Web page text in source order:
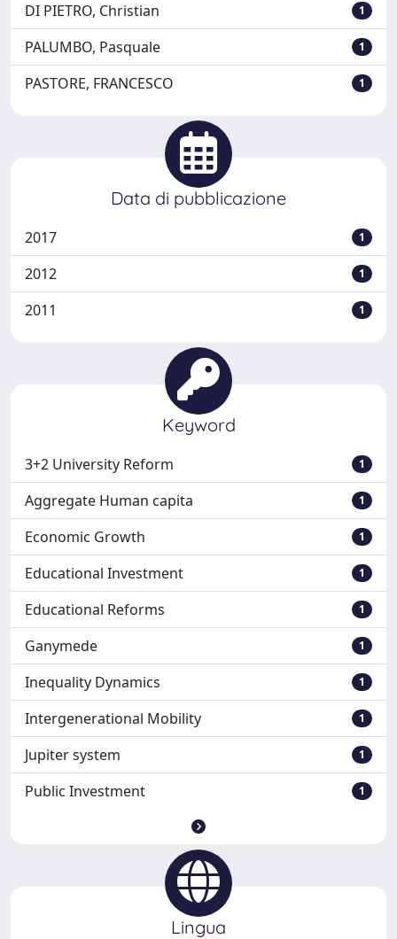
DI PIETRO, Christian 1
PALUMBO, Pasquale 1
PASTORE, FRANCESCO 1
Data di pubblicazione
2017 1
2012 1
2011 1
Keyword
3+2 University Reform 1
Aggregate Human capita 1
Economic Growth 1
Educational Investment 1
Educational Reforms 1
Ganymede 1
Inequality Dynamics 1
Intergenerational Mobility 1
Jupiter system 1
Public Investment 1
Lingua